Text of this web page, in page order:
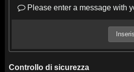
Please enter a message with
Controllo di sicurezza